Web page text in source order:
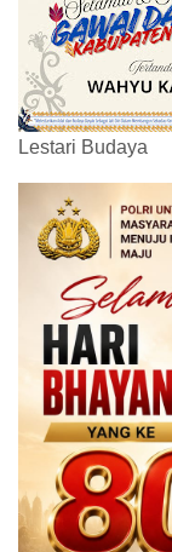
Lestari Budaya